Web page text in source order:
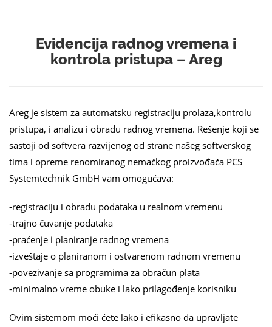
Evidencija radnog vremena i
kontrola pristupa – Areg
Areg je sistem za automatsku registraciju prolaza,kontrolu
pristupa, i analizu i obradu radnog vremena. Rešenje koji se
sastoji od softvera razvijenog od strane našeg softverskog
tima i opreme renomiranog nemačkog proizvođača PCS
Systemtechnik GmbH vam omogućava:
-registraciju i obradu podataka u realnom vremenu
-trajno čuvanje podataka
-praćenje i planiranje radnog vremena
-izveštaje o planiranom i ostvarenom radnom vremenu
-povezivanje sa programima za obračun plata
-minimalno vreme obuke i lako prilagođenje korisniku
Ovim sistemom moći ćete lako i efikasno da upravljate